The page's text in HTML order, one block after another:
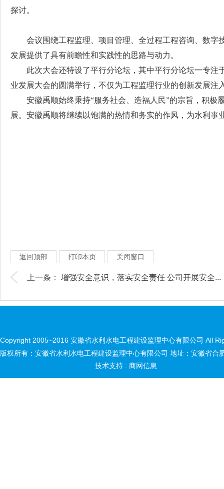
探讨。
会议围绕工程监理、项目管理、全过程工程咨询、数
发展提供了具有前瞻性和实践性的思路与动力。
此次大会还特设了平行分论坛，其中平行分论坛一专注
业发展大会的圆满举行，不仅为工程监理行业的创新发展
安徽禹顺始终秉持“服务社会、造福人民”的宗旨，积
展。安徽禹顺将继续以饱满的热情和务实的作风，为水利事
返回顶部 打印本页 关闭窗口
上一条： 增强安全意识，落实安全责任 公司开展安全...
Copyright 2005~2016 安徽省水利水电工程建设监理中心有限公司 All
版权所有：安徽省水利水电工程建设监理中心有限公司 地址：安徽省
技术支持 : 商网信息